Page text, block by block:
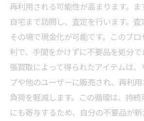
再利用される可能性が高まります。
自宅まで訪問し、査定を行います。査
その場で現金化が可能です。このプ
利で、手間をかけずに不要品を処分
張買取によって得られたアイテムは
プや他のユーザーに販売され、再利
負荷を軽減します。この循環は、持
にも寄与するため、自分の不要品が